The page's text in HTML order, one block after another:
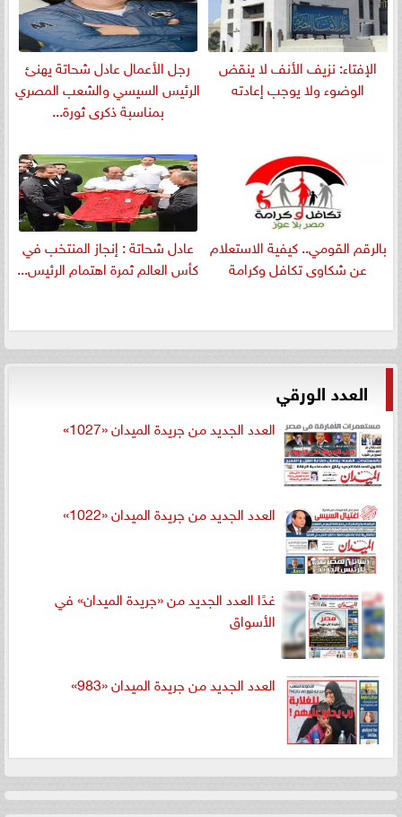
الإفتاء: نزيف الأنف لا ينقض
الوضوء ولا يوجب إعادته
رجل الأعمال عادل شحاتة يهنئ
الرئيس السيسي والشعب المصري
بمناسبة ذكرى ثورة...
بالرقم القومي.. كيفية الاستعلام
عن شكاوى تكافل وكرامة
عادل شحاتة : إنجاز المنتخب في
كأس العالم ثمرة اهتمام الرئيس...
العدد الورقي
العدد الجديد من جريدة الميدان «1027»
العدد الجديد من جريدة الميدان «1022»
غدًا العدد الجديد من «جريدة الميدان» في
الأسواق
العدد الجديد من جريدة الميدان «983»